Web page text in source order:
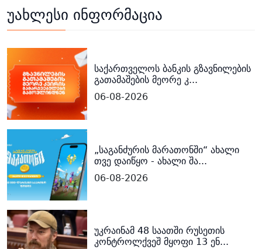
უახლესი ინფორმაცია
საქართველოს ბანკის გზავნილების
გათამაშების მეორე კ...
06-08-2026
„საგანძურის მარათონში“ ახალი
თვე დაიწყო - ახალი შა...
06-08-2026
უკრაინამ 48 საათში რუსეთის
კონტროლქვეშ მყოფი 13 ენ...